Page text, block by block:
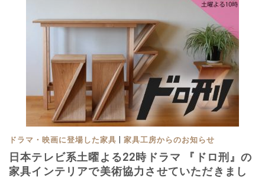
ドラマ・映画に登場した家具 家具工房からのお知らせ
日本テレビ系土曜よる22時ドラマ 『ドロ刑』の
家具インテリアで美術協力させていただきまし